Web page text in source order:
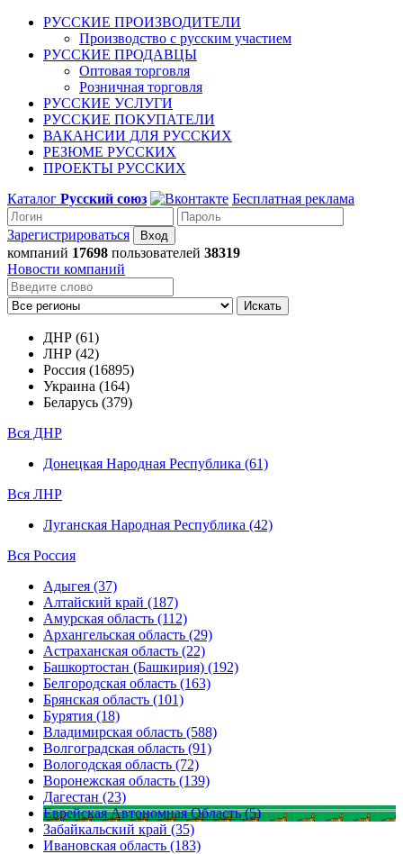
РУССКИЕ ПРОИЗВОДИТЕЛИ
Производство с русским участием
РУССКИЕ ПРОДАВЦЫ
Оптовая торговля
Розничная торговля
РУССКИЕ УСЛУГИ
РУССКИЕ ПОКУПАТЕЛИ
ВАКАНСИИ ДЛЯ РУССКИХ
РЕЗЮМЕ РУССКИХ
ПРОЕКТЫ РУССКИХ
Каталог Русский союз Бесплатная реклама
Зарегистрироваться
компаний 17698 пользователей 38319
Новости компаний
Искать
ДНР (61)
ЛНР (42)
Россия (16895)
Украина (164)
Беларусь (379)
Вся ДНР
Донецкая Народная Республика (61)
Вся ЛНР
Луганская Народная Республика (42)
Вся Россия
Адыгея (37)
Алтайский край (187)
Амурская область (112)
Архангельская область (29)
Астраханская область (22)
Башкортостан (Башкирия) (192)
Белгородская область (163)
Брянская область (101)
Бурятия (18)
Владимирская область (588)
Волгоградская область (91)
Вологодская область (72)
Воронежская область (139)
Дагестан (23)
Еврейская Автономная Область (5)
Забайкальский край (35)
Ивановская область (183)